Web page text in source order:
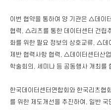
이번 협약을 통하여 양 기관은 △데이
협력, △리츠를 통한 데이터센터 건립
화를 위한 필요 정보의 상호교류, △데
제반 협력사항 협력, △데이터센터산
학술회의, 세미나 등 공동행사 개최를
한국데이터센터연합회와 한국리츠협
를 위한 제도개선을 추진하여, 일반